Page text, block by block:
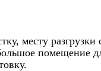
месту
помещение